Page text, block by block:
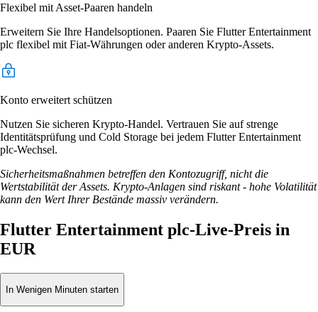
Flexibel mit Asset-Paaren handeln
Erweitern Sie Ihre Handelsoptionen. Paaren Sie Flutter Entertainment
plc flexibel mit Fiat-Währungen oder anderen Krypto-Assets.
Konto erweitert schützen
Nutzen Sie sicheren Krypto-Handel. Vertrauen Sie auf strenge
Identitätsprüfung und Cold Storage bei jedem Flutter Entertainment
plc-Wechsel.
Sicherheitsmaßnahmen betreffen den Kontozugriff, nicht die
Wertstabilität der Assets. Krypto-Anlagen sind riskant - hohe Volatilität
kann den Wert Ihrer Bestände massiv verändern.
Flutter Entertainment plc-Live-Preis in
EUR
In Wenigen Minuten starten